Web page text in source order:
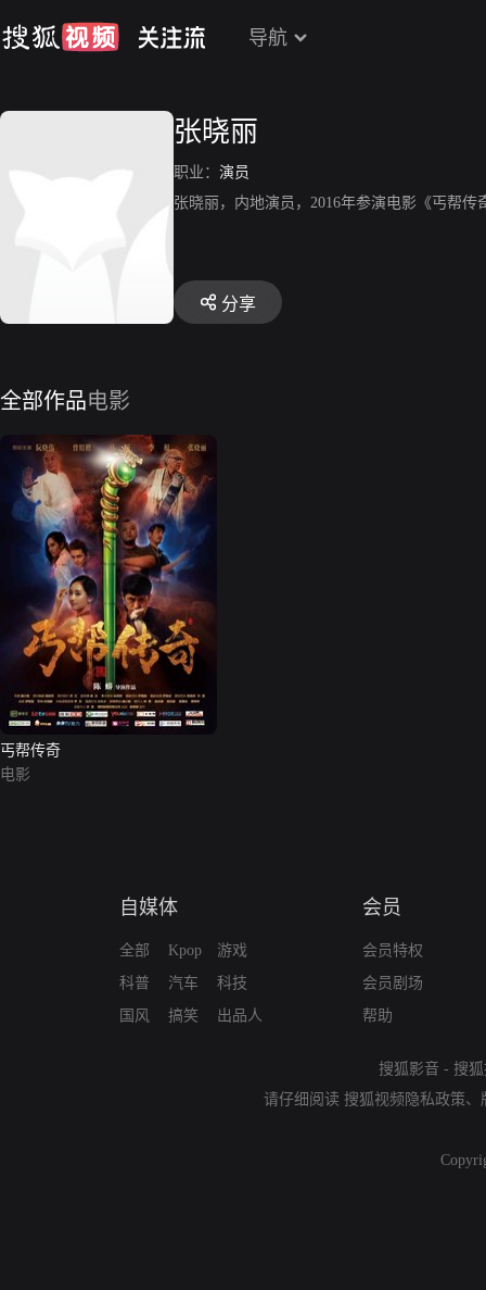
导航
张晓丽
职业： 演员
张晓丽，内地演员，2016年参演电影《丐帮传
分享
全部作品电影
丐帮传奇
电影
自媒体
全部
科普
国风
Kpop
汽车
搞笑
游戏
科技
出品人
会员
会员特权
会员剧场
帮助
搜狐影音 - 搜
请仔细阅读 搜狐视频隐私政策、